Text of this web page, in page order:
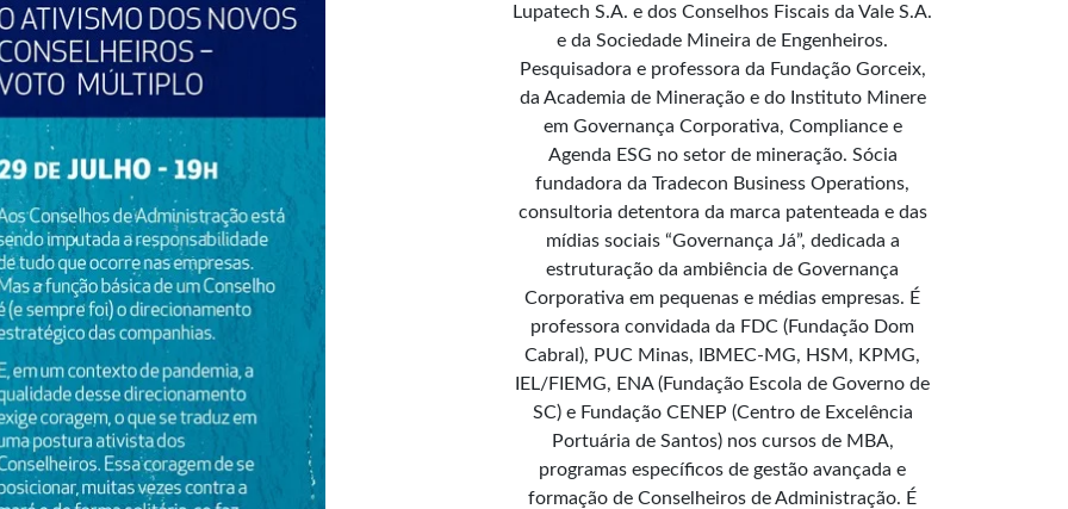
Lupatech S.A. e dos Conselhos Fiscais da Vale S.A.
e da Sociedade Mineira de Engenheiros.
Pesquisadora e professora da Fundação Gorceix,
da Academia de Mineração e do Instituto Minere
em Governança Corporativa, Compliance e
Agenda ESG no setor de mineração. Sócia
fundadora da Tradecon Business Operations,
consultoria detentora da marca patenteada e das
mídias sociais “Governança Já”, dedicada a
estruturação da ambiência de Governança
Corporativa em pequenas e médias empresas. É
professora convidada da FDC (Fundação Dom
Cabral), PUC Minas, IBMEC-MG, HSM, KPMG,
IEL/FIEMG, ENA (Fundação Escola de Governo de
SC) e Fundação CENEP (Centro de Excelência
Portuária de Santos) nos cursos de MBA,
programas específicos de gestão avançada e
formação de Conselheiros de Administração. É